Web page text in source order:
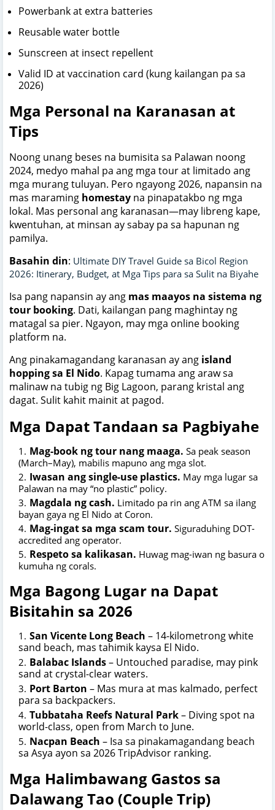
Powerbank at extra batteries
Reusable water bottle
Sunscreen at insect repellent
Valid ID at vaccination card (kung kailangan pa sa
2026)
Mga Personal na Karanasan at
Tips
Noong unang beses na bumisita sa Palawan noong
2024, medyo mahal pa ang mga tour at limitado ang
mga murang tuluyan. Pero ngayong 2026, napansin na
mas maraming homestay na pinapatakbo ng mga
lokal. Mas personal ang karanasan—may libreng kape,
kwentuhan, at minsan ay sabay pa sa hapunan ng
pamilya.
Basahin din: Ultimate DIY Travel Guide sa Bicol Region
2026: Itinerary, Budget, at Mga Tips para sa Sulit na Biyahe
Isa pang napansin ay ang mas maayos na sistema ng
tour booking. Dati, kailangan pang maghintay ng
matagal sa pier. Ngayon, may mga online booking
platform na.
Ang pinakamagandang karanasan ay ang island
hopping sa El Nido. Kapag tumama ang araw sa
malinaw na tubig ng Big Lagoon, parang kristal ang
dagat. Sulit kahit mainit at pagod.
Mga Dapat Tandaan sa Pagbiyahe
Mag-book ng tour nang maaga. Sa peak season
(March–May), mabilis mapuno ang mga slot.
Iwasan ang single-use plastics. May mga lugar sa
Palawan na may “no plastic” policy.
Magdala ng cash. Limitado pa rin ang ATM sa ilang
bayan gaya ng El Nido at Coron.
Mag-ingat sa mga scam tour. Siguraduhing DOT-
accredited ang operator.
Respeto sa kalikasan. Huwag mag-iwan ng basura o
kumuha ng corals.
Mga Bagong Lugar na Dapat
Bisitahin sa 2026
San Vicente Long Beach – 14-kilometrong white
sand beach, mas tahimik kaysa El Nido.
Balabac Islands– Untouched paradise, may pink
sand at crystal-clear waters.
Port Barton – Mas mura at mas kalmado, perfect
para sa backpackers.
Tubbataha Reefs Natural Park– Diving spot na
world-class, open from March to June.
Nacpan Beach – Isa sa pinakamagandang beach
sa Asya ayon sa 2026 TripAdvisor ranking.
Mga Halimbawang Gastos sa
Dalawang Tao (Couple Trip)